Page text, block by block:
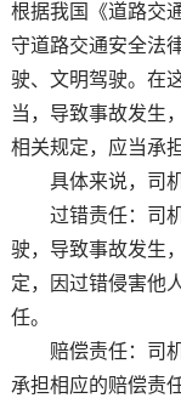
根据我国《道路交
守道路交通安全法
驶、文明驾驶。在
当，导致事故发生
相关规定，应当承
具体来说，司机
过错责任：司机
驶，导致事故发生
定，因过错侵害他
任。
赔偿责任：司机
承担相应的赔偿责